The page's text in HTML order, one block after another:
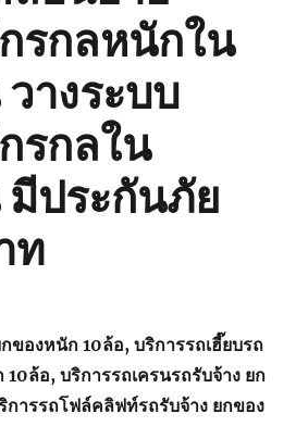
รกลหนักใน
างระบบ
รกลใน
มีประกันภัย
ท
ของหนัก 10ล้อ, บริการรถเฮี๊ยบรถ
ล้อ, บริการรถเครนรถรับจ้าง ยก
ารรถโฟล์คลิฟท์รถรับจ้าง ยกของ